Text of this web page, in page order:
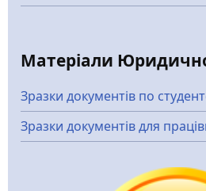
Матеріали
Зразки документів по
Зразки документів для